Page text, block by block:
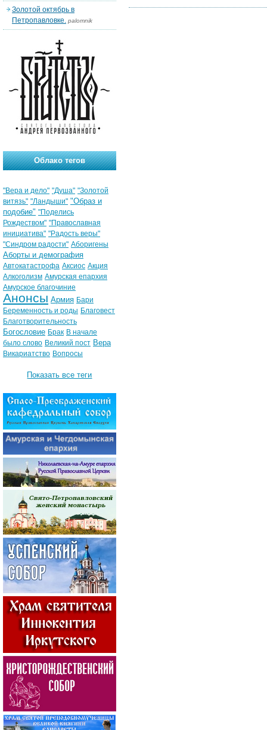
Золотой октябрь в
Петропавловке. palomnik
Облако тегов
"Вера и дело" "Душа" "Золотой
витязь" "Ландыши" "Образ и
подобие" "Поделись
Рождеством" "Православная
инициатива" "Радость веры"
"Синдром радости" Аборигены
Аборты и демография
Автокатастрофа Аксиос Акция
Алкоголизм Амурская епархия
Амурское благочиние
Анонсы Армия Бари
Беременность и роды Благовест
Благотворительность
Богословие Брак В начале
было слово Великий пост Вера
Викариатство Вопросы
Показать все теги